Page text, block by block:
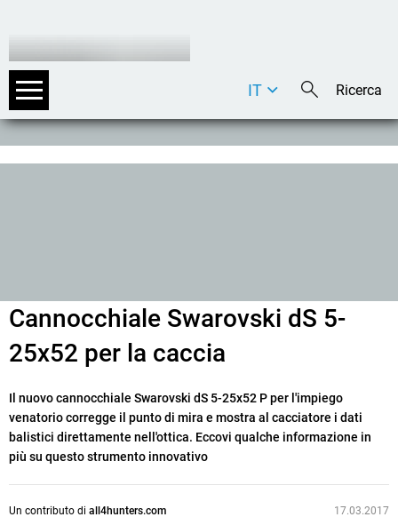
DE
IT
Cannocchiale Swarovski dS 5-
25x52 per la caccia
Il nuovo cannocchiale Swarovski dS 5-25x52 P per l'impiego
venatorio corregge il punto di mira e mostra al cacciatore i dati
balistici direttamente nell'ottica. Eccovi qualche informazione in
più su questo strumento innovativo
Un contributo di all4hunters.com 17.03.2017